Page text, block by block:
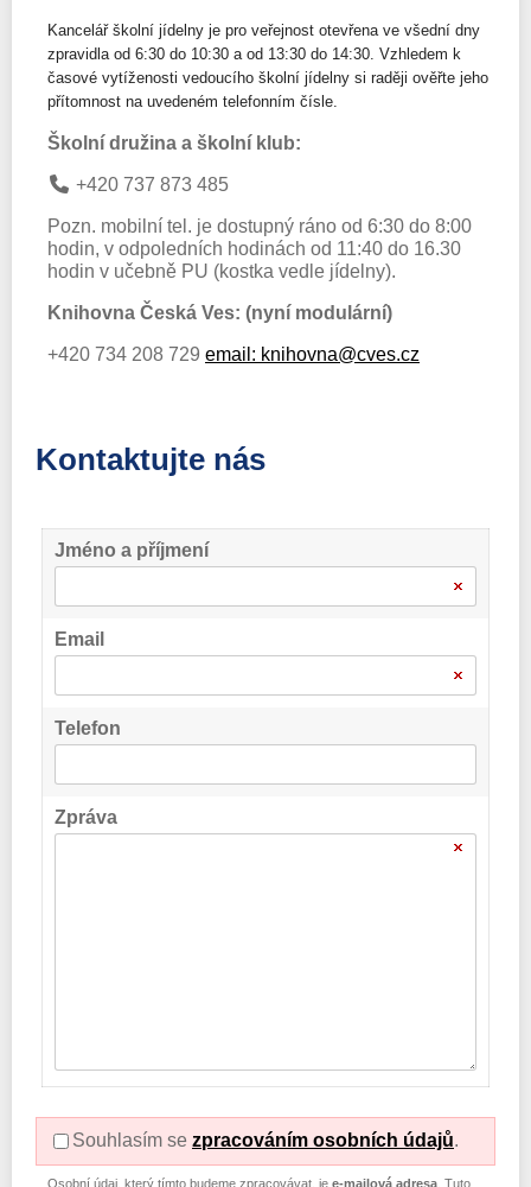
Kancelář školní jídelny je pro veřejnost otevřena ve všední dny
zpravidla od 6:30 do 10:30 a od 13:30 do 14:30. Vzhledem k
časové vytíženosti vedoucího školní jídelny si raději ověřte jeho
přítomnost na uvedeném telefonním čísle.
Školní družina a školní klub:
+420 737 873 485
Pozn. mobilní tel. je dostupný ráno od 6:30 do 8:00
hodin, v odpoledních hodinách od 11:40 do 16.30
hodin v učebně PU (kostka vedle jídelny).
Knihovna Česká Ves: (nyní modulární)
+420 734 208 729 email: knihovna@cves.cz
Kontaktujte nás
Jméno a příjmení
Email
Telefon
Zpráva
Souhlasím se zpracováním osobních údajů
Osobní údaj, který tímto budeme zpracovávat, je e-mailová adresa . Tuto